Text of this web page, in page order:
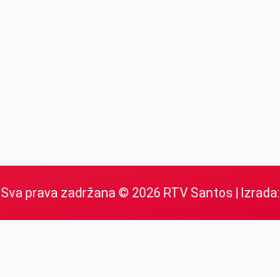
Sva prava zadržana © 2026 RTV Santos | Izrada: